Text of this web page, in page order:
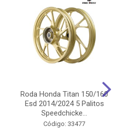
Roda Honda Titan 150/160
Esd 2014/2024 5 Palitos
Speedchicke...
Código: 33477